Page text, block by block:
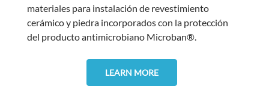
materiales para instalación de revestimiento
cerámico y piedra incorporados con la protección
del producto antimicrobiano Microban®.
LEARN MORE